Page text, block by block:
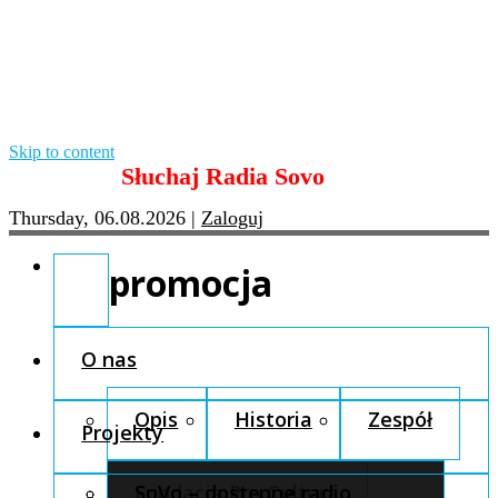
Skip to content
Słuchaj Radia Sovo
Thursday, 06.08.2026 | Zaloguj
O nas
Opis Historia Zespół
Fundacja Pro Cultura
Projekty
SoVo – dostępne radio
promocja